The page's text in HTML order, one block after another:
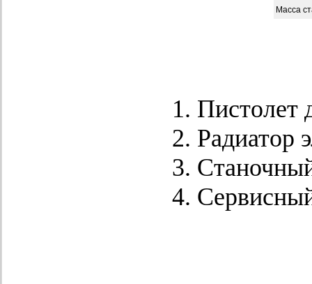
Масса
Пистолет
Радиатор